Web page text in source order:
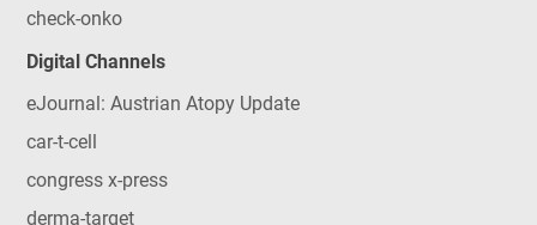
check-onko
Digital Channels
eJournal: Austrian Atopy Update
car-t-cell
congress x-press
derma-target